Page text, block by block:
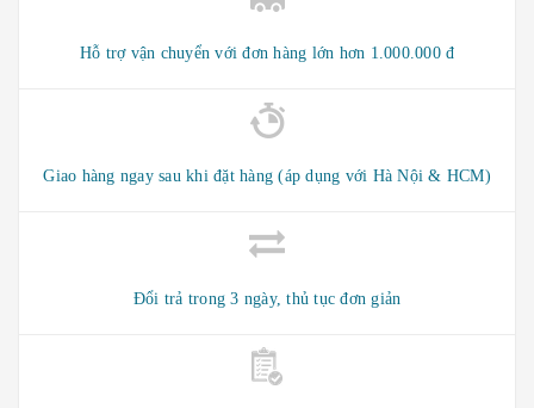
Hỗ trợ vận chuyển với đơn hàng lớn hơn 1.000.000 đ
Giao hàng ngay sau khi đặt hàng (áp dụng với Hà Nội & HCM)
Đổi trả trong 3 ngày, thủ tục đơn giản